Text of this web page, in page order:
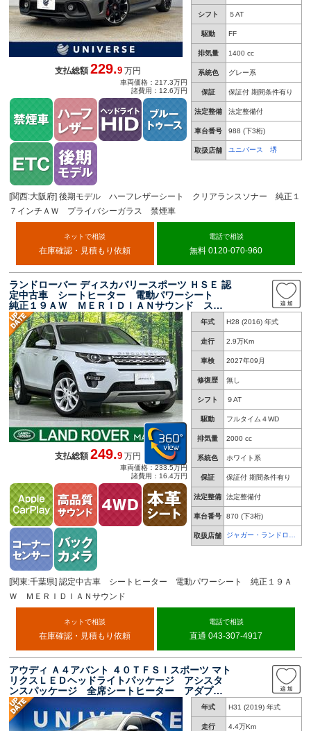
シフト ５AT
駆動 FF
排気量 1400 cc
系統色 グレー系
保証 保証付 期間条件有り
法定整備 法定整備付
車台番号 988 (下3桁)
取扱店舗 ユニバース 堺
支払総額229.9 万円
車両価格：217.3万円
諸費用：12.6万円
[関西:大阪府] 後期モデル ハーフレザーシート クリアランスソナー 純正１
７インチＡＷ プライバシーガラス 禁煙車
ネットで相談
在庫確認・見積もり依頼
電話で相談
無料 0120-070-960
ランドローバー ディスカバリースポーツ ＨＳＥ 認
定中古車 シートヒーター 電動パワーシート
純正１９ＡＷ ＭＥＲＩＤＩＡＮサウンド ステ
アリングホイールヒーター シートメモリー パ
ドルシフト パワーテールゲート
年式 H28 (2016) 年式
走行 2.9万Km
車検 2027年09月
修復歴 無し
シフト ９AT
駆動 フルタイム４WD
排気量 2000 cc
系統色 ホワイト系
保証 保証付 期間条件有り
法定整備 法定整備付
車台番号 870 (下3桁)
取扱店舗
ジャガー・ランドロー
支払総額249.9 万円
車両価格：233.5万円
諸費用：16.4万円
[関東:千葉県] 認定中古車 シートヒーター 電動パワーシート 純正１９Ａ
Ｗ ＭＥＲＩＤＩＡＮサウンド
ネットで相談
在庫確認・見積もり依頼
電話で相談
直通 043-307-4917
アウディ Ａ４アバント ４０ＴＦＳＩスポーツ マト
リクスＬＥＤヘッドライトパッケージ アシスタ
ンスパッケージ 全席シートヒーター アダプテ
ィブクルーズコントロール レーンアシスト ク
リアランスソナー オートハイビーム 純正ナ
ビ 全方位カメラ
年式 H31 (2019) 年式
走行 4.4万Km